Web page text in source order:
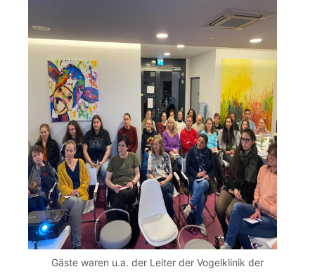
Gäste waren u.a. der Leiter der Vogelklinik der